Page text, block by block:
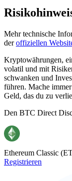
Mehr technische
deroffiziellen
Kryptowährungen,
volatil und mit
schwanken und
führen. Mache
Geld, das du zu
Den BTC Direct
Ethereum Classic (
Registrieren